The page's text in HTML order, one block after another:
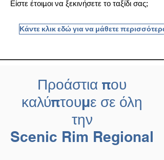
Είστε έτοιμοι να ξεκινήσετε το ταξίδι σας;
Κάντε κλικ εδώ για να μάθετε περισσότερα
Προάστια που
καλύπτουμε σε όλη
την
Scenic Rim Regional